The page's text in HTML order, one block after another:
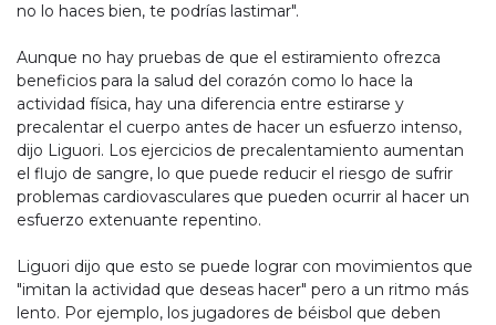
no lo haces bien, te podrías lastimar".
Aunque no hay pruebas de que el estiramiento ofrezca
beneficios para la salud del corazón como lo hace la
actividad física, hay una diferencia entre estirarse y
precalentar el cuerpo antes de hacer un esfuerzo intenso,
dijo Liguori. Los ejercicios de precalentamiento aumentan
el flujo de sangre, lo que puede reducir el riesgo de sufrir
problemas cardiovasculares que pueden ocurrir al hacer un
esfuerzo extenuante repentino.
Liguori dijo que esto se puede lograr con movimientos que
"imitan la actividad que deseas hacer" pero a un ritmo más
lento. Por ejemplo, los jugadores de béisbol que deben